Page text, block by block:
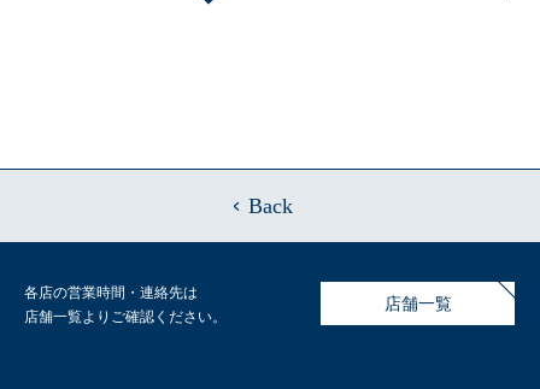
Back
各店の営業時間・連絡先は
店舗一覧よりご確認ください。
店舗一覧